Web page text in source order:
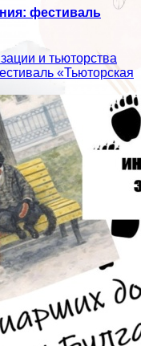
фестиваль
и тьюторства
«Тьюторская